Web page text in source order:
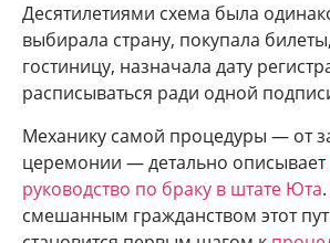
Десятилетиями схема была
выбирала страну, покупала
гостиницу, назначала дату
расписываться ради одной
Механику самой процедуры — от
церемонии — детально описывает
руководство по браку в штате Юта
смешанным гражданством этот